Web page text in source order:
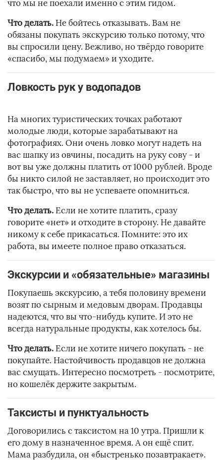
что мы не поехали именно с этим гидом.
Что делать. Не бойтесь отказывать. Вам не
обязаны покупать экскурсию только потому, что
вы спросили цену. Вежливо, но твёрдо говорите
«спасибо, мы подумаем» и уходите.
Ловкость рук у водопадов
На многих туристических точках работают
молодые люди, которые зарабатывают на
фотографиях. Они очень ловко могут надеть на
вас шапку из овчины, посадить на руку сову - и
вот вы уже должны платить от 1000 рублей. Вроде
бы никто силой не заставляет, но происходит это
так быстро, что вы не успеваете опомниться.
Что делать. Если не хотите платить, сразу
говорите «нет» и отходите в сторону. Не давайте
никому к себе прикасаться. Помните: это их
работа, вы имеете полное право отказаться.
Экскурсии и «обязательные» магазины
Покупаешь экскурсию, а тебя половину времени
возят по сырным и медовым дворам. Продавцы
надеются, что вы что-нибудь купите. И это не
всегда натуральные продукты, как хотелось бы.
Что делать. Если не хотите ничего покупать - не
покупайте. Настойчивость продавцов не должна
вас смущать. Интересно посмотреть - посмотрите,
но кошелёк держите закрытым.
Таксисты и пунктуальность
Договорились с таксистом на 10 утра. Пришли к
его дому в назначенное время. А он ещё спит.
Мама разбудила, он «быстренько позавтракает».